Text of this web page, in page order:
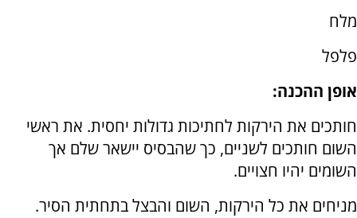
מלח
פלפל
אופן ההכנה:
חותכים את הירקות לחתיכות גדולות יחסית. את ראשי
השום חותכים לשניים, כך שהבסיס יישאר שלם אך
השומים יהיו חצויים.
מניחים את כל הירקות, השום והבצל בתחתית הסיר.